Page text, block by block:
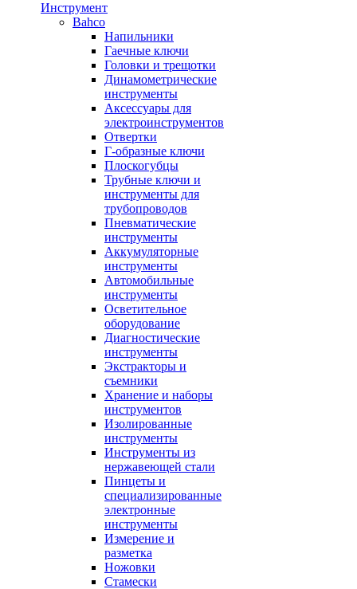
Инструмент
Bahco
Напильники
Гаечные ключи
Головки и трещотки
Динамометрические
инструменты
Аксессуары для
электроинструментов
Отвертки
Г-образные ключи
Плоскогубцы
Трубные ключи и
инструменты для
трубопроводов
Пневматические
инструменты
Аккумуляторные
инструменты
Автомобильные
инструменты
Осветительное
оборудование
Диагностические
инструменты
Экстракторы и
съемники
Хранение и наборы
инструментов
Изолированные
инструменты
Инструменты из
нержавеющей стали
Пинцеты и
специализированные
электронные
инструменты
Измерение и
разметка
Ножовки
Стамески